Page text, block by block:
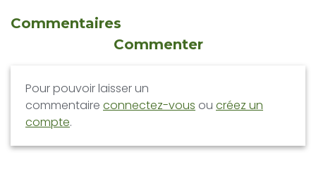
Commentaires
Commenter
Pour pouvoir laisser un
commentaire connectez-vous ou créez un
compte.